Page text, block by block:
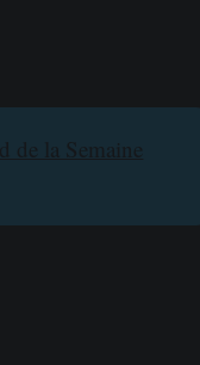
de la Semaine